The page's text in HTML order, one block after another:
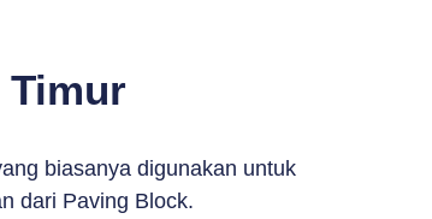
Timur
biasanya digunakan untuk
dari Paving Block.